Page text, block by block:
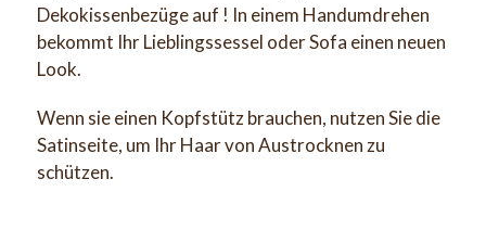
Dekokissenbezüge auf ! In einem Handumdrehen
bekommt Ihr Lieblingssessel oder Sofa einen neuen
Look.
Wenn sie einen Kopfstütz brauchen, nutzen Sie die
Satinseite, um Ihr Haar von Austrocknen zu
schützen.